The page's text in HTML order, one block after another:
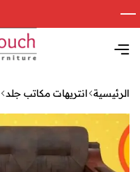
الرئيسية انتريهات مكاتب جلد